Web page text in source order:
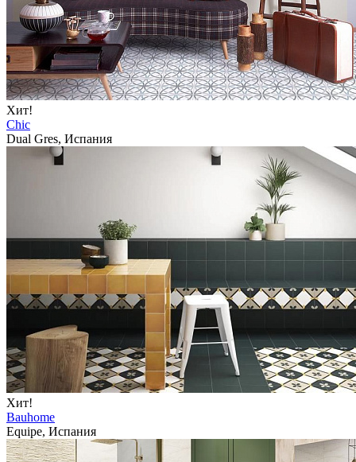
Хит!
Chic
Dual Gres, Испания
Хит!
Bauhome
Equipe, Испания